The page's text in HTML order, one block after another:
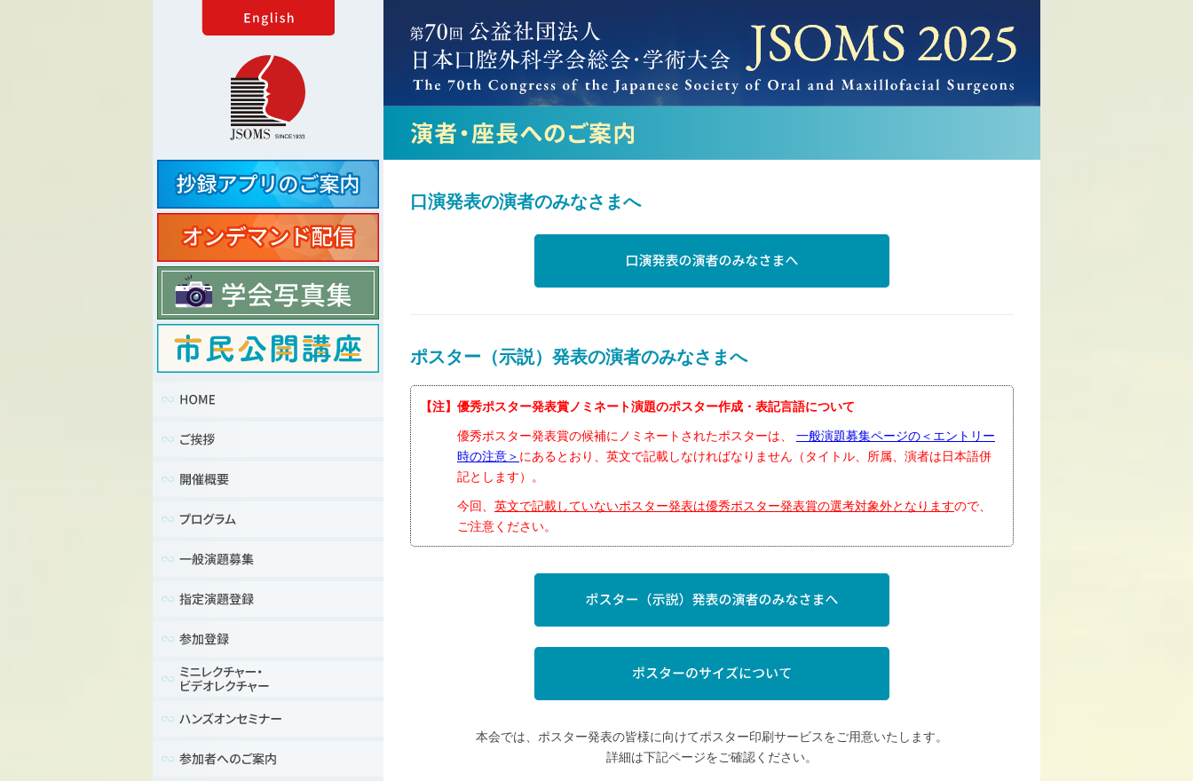
口演発表の演者のみなさまへ
ポスター（示説）発表の演者のみなさまへ
【注】 優秀ポスター発表賞ノミネート演題のポスター作成・表記言語について
優秀ポスター発表賞の候補にノミネートされたポスターは、 一般演題募集ページの＜エントリー
時の注意＞ にあるとおり、英文で記載しなければなりません（タイトル、所属、演者は日本語併
記とします）。
今回、 英文で記載していないポスター発表は優秀ポスター発表賞の選考対象外となりますので、
ご注意ください。
本会では、ポスター発表の皆様に向けてポスター印刷サービスをご用意いたします。
詳細は下記ページをご確認ください。